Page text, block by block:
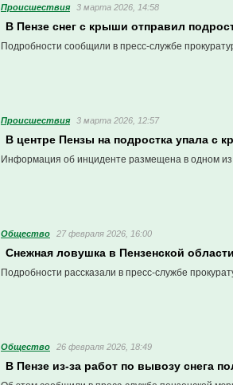
Проиcшествия 3 марта 2026, 14:58
В Пензе снег с крыши отправил
Подробности сообщили в пресс-службе
Проиcшествия 3 марта 2026, 12:57
В центре Пензы на подростка упала с
Информация об инциденте размещена в одном из
Общество 27 февраля 2026, 16:00
Снежная ловушка в Пензенской
Подробности рассказали в пресс-службе
Общество 26 февраля 2026, 18:49
В Пензе из-за работ по вывозу снега